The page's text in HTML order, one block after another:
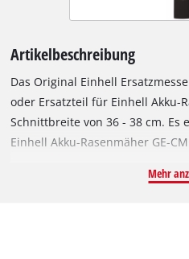
Artikelbeschreibung
Das Original Einhell
oder Ersatzteil für Einhell Akku-
Schnittbreite von 36 - 38 cm. Es
Einhell Akku-Rasenmäher GE-
und langlebige Messer aus
Mehr